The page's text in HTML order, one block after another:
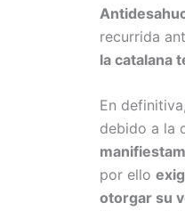
recurrida
la catalana
En
debido a la
por ello
otorgar su